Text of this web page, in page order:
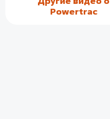
Powertrac